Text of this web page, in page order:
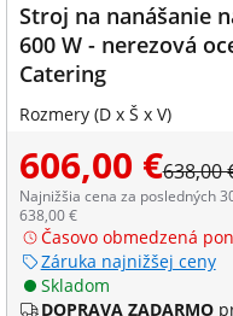
Stroj na nanášanie
600 W - nerezová
Catering
Rozmery (D x Š x V)
606,00 €638,00
Najnižšia cena za posledných
638,00 €
Časovo obmedzená
Záruka najnižšej ceny
Skladom
DOPRAVA ZADARMO